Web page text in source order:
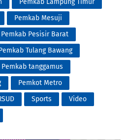
Pemkab Lampung Timur
Pemkab Mesuji
Pemkab Pesisir Barat
Tulang Bawang
Pemkab tanggamus
Pemkot Metro
Sports
Video